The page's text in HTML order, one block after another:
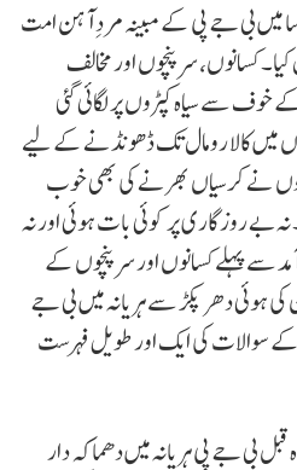
میں بی جے پی کے مبینہ مردِ آہن امت
کسانوں، سرپنچوں اور مخالف
خوف سے سیاہ کپڑوں پر لگائی گئی
میں کالا رومال تک ڈھونڈنے کے لیے
نے کرسیاں بھرنے کی بھی خوب
بے روزگاری پر کوئی بات ہوئی اور نہ
آمد سے پہلے کسانوں اور سرپنچوں کے
ہوئی دھر پکڑ سے ہریانہ میں بی جے
کے سوالات کی ایک اور طویل فہرست
سبھا انتخاب سے تقریباً 8 ماہ قبل بی جے پی ہریانہ میں دھماکہ دار